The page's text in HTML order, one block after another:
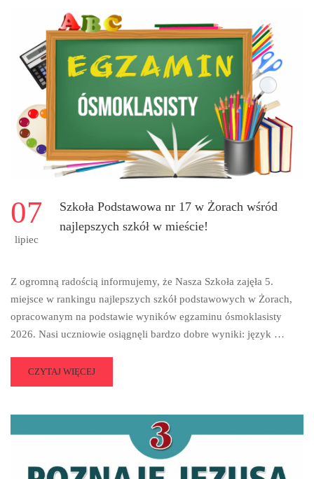
PIERWSZOKLASISTY
07
lipiec
Szkoła Podstawowa nr 17 w Żorach wśród
najlepszych szkół w mieście!
Z ogromną radością informujemy, że Nasza Szkoła zajęła 5.
miejsce w rankingu najlepszych szkół podstawowych w Żorach,
opracowanym na podstawie wyników egzaminu ósmoklasisty
2026. Nasi uczniowie osiągnęli bardzo dobre wyniki: język …
READ
MORE
SZKOŁA
W
CZYTAJ WIĘCEJ